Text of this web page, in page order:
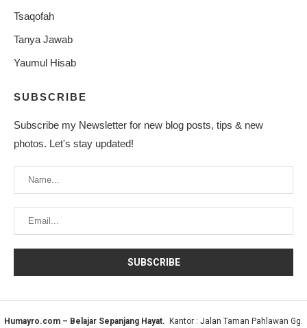
Tsaqofah
Tanya Jawab
Yaumul Hisab
SUBSCRIBE
Subscribe my Newsletter for new blog posts, tips & new
photos. Let's stay updated!
Humayro.com – Belajar Sepanjang Hayat. Kantor : Jalan Taman Pahlawan Gg.